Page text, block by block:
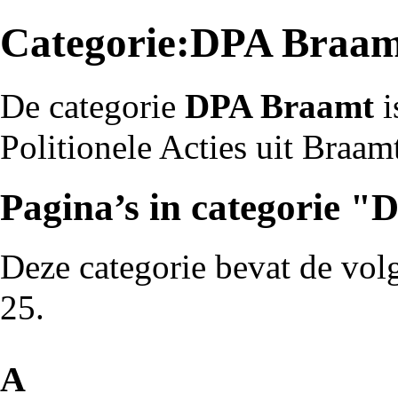
Categorie:DPA
De categorie DPA Braamt
Politionele Acties uit
Pagina’s in categorie
Deze categorie bevat de
25.
A